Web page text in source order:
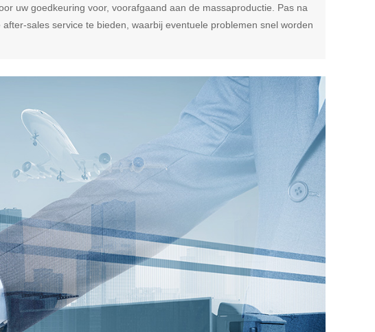
uw goedkeuring voor, voorafgaand aan de massaproductie. Pas na
sales service te bieden, waarbij eventuele problemen snel worden